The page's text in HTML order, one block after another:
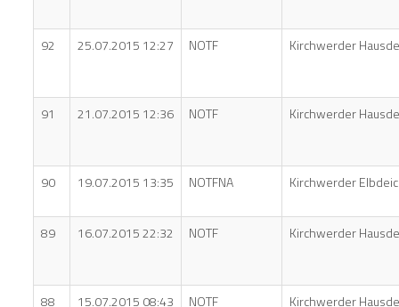
92 25.07.2015 12:27 NOTF Kirchwerder
91 21.07.2015 12:36 NOTF Kirchwerder
90 19.07.2015 13:35 NOTFNA Kirchwerder
89 16.07.2015 22:32 NOTF Kirchwerder
88 15.07.2015 08:43 NOTF Kirchwerder